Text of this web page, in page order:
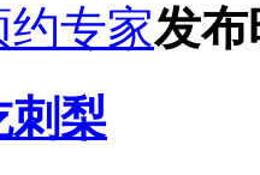
约专家发布
刺梨